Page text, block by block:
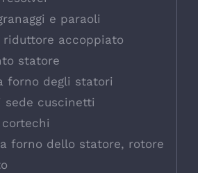
e paraoli
riduttore accoppiato
statore
forno degli statori
sede cuscinetti
forno dello statore, rotore